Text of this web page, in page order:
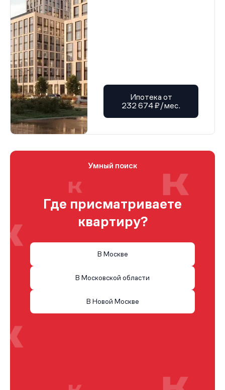
Ипотека от
232 674 ₽/мес.
Умный поиск
Где присматриваете
квартиру?
В Москве
В Московской области
В Новой Москве